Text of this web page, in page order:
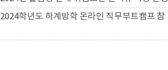
2024학년도 하계방학 온라인 직무부트캠프 참